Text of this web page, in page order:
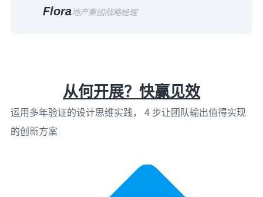
Flora地产集团战略经理
从何开展？快赢见效
运用多年验证的设计思维实践， 4 步让团队输出值得实现
的创新方案